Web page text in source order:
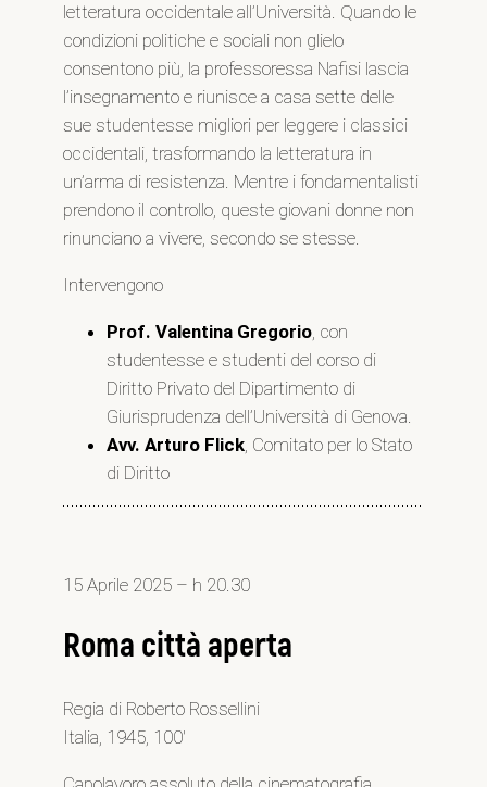
letteratura occidentale all’Università. Quando le
condizioni politiche e sociali non glielo
consentono più, la professoressa Nafisi lascia
l’insegnamento e riunisce a casa sette delle
sue studentesse migliori per leggere i classici
occidentali, trasformando la letteratura in
un’arma di resistenza. Mentre i fondamentalisti
prendono il controllo, queste giovani donne non
rinunciano a vivere, secondo se stesse.
Intervengono
Prof. Valentina Gregorio, con
studentesse e studenti del corso di
Diritto Privato del Dipartimento di
Giurisprudenza dell’Università di Genova.
Avv. Arturo Flick, Comitato per lo Stato
di Diritto
15 Aprile 2025 – h 20.30
Roma città aperta
Regia di Roberto Rossellini
Italia, 1945, 100′